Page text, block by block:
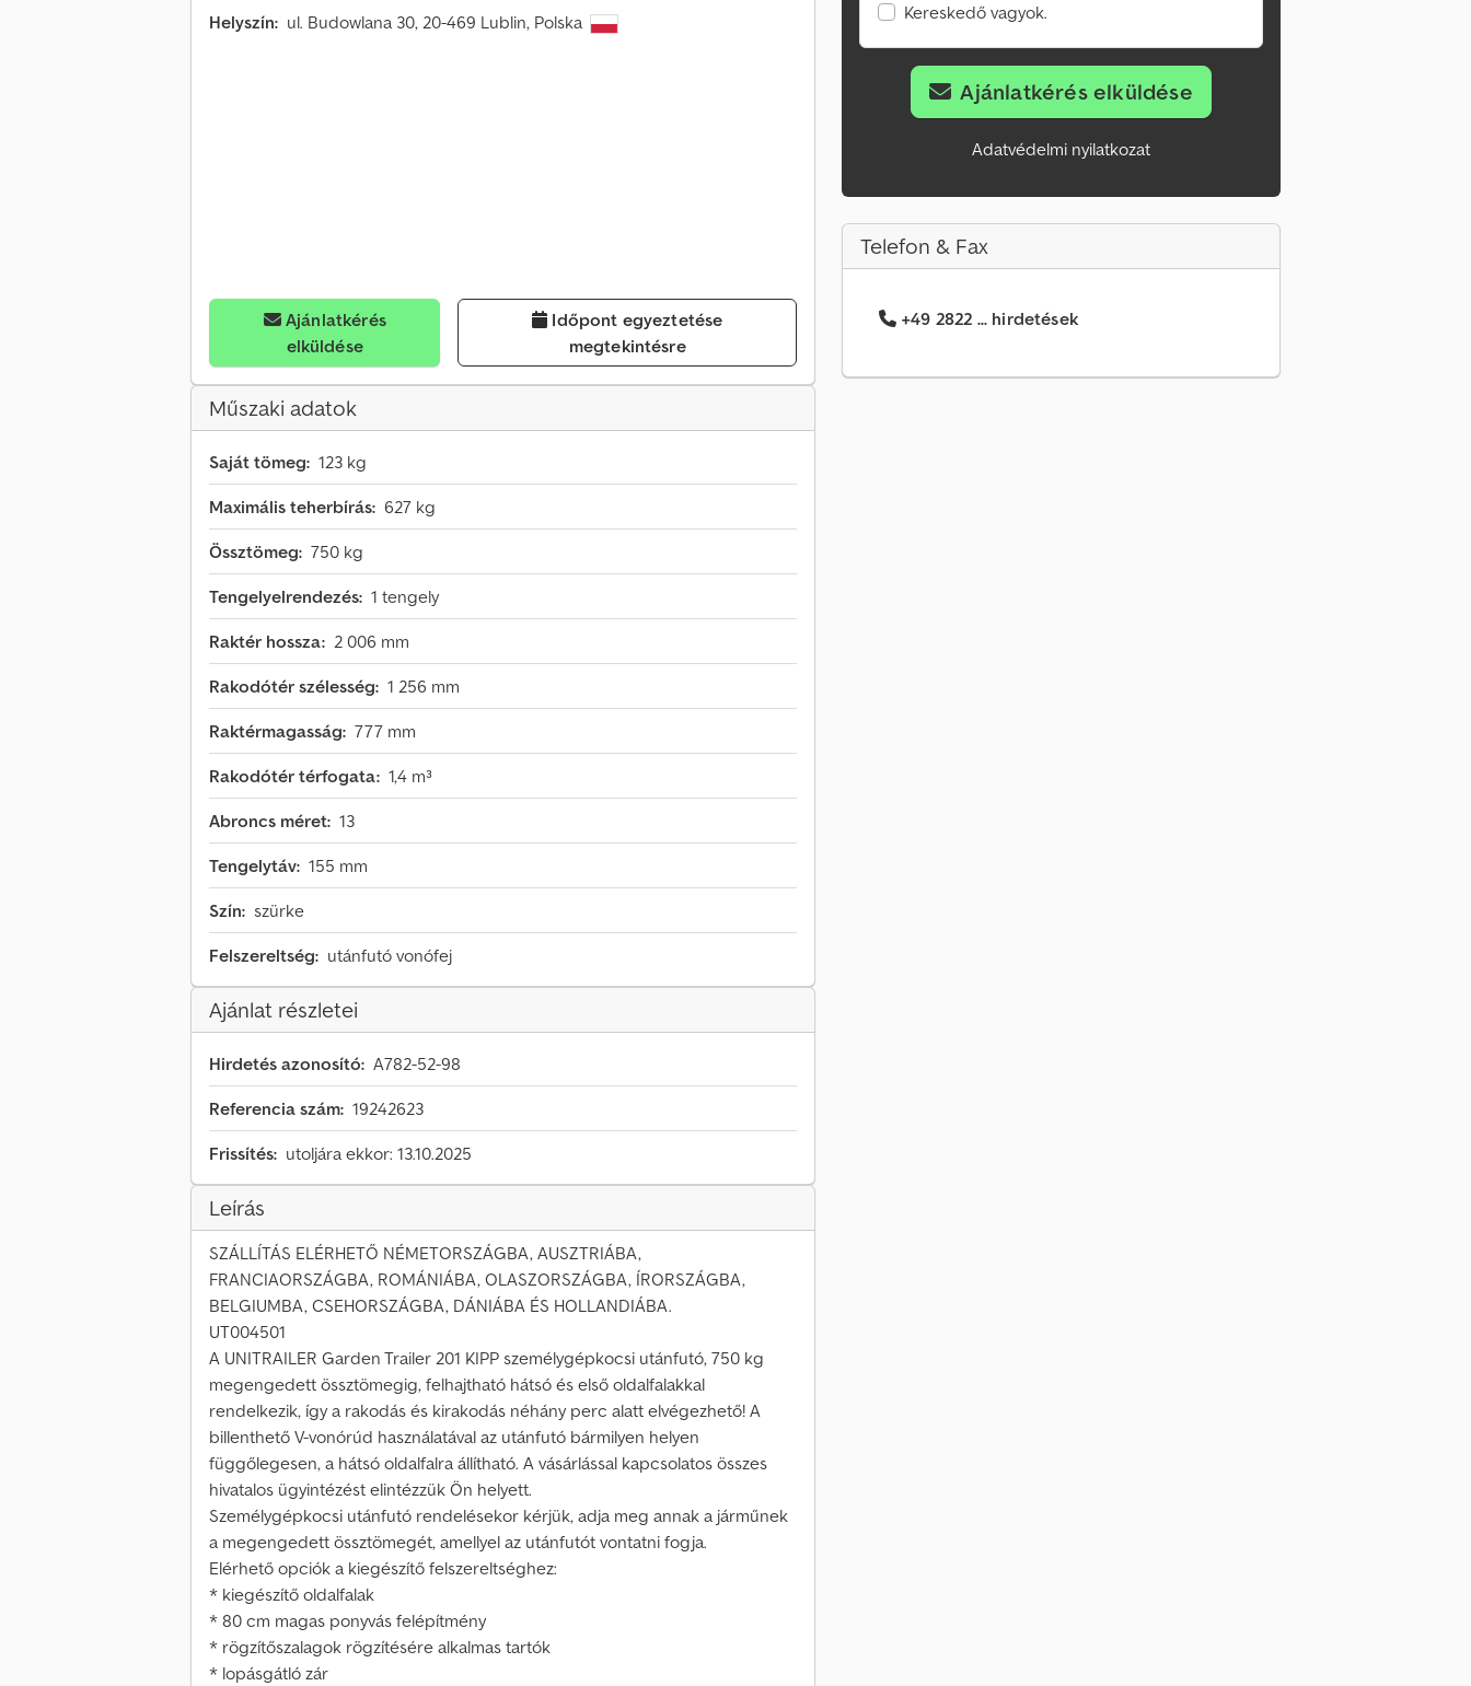
Helyszín: ul. Budowlana 30, 20-469 Lublin, Polska
Ajánlatkérés
elküldése
megtekintésre
Műszaki adatok
Saját tömeg: 123 kg
Maximális teherbírás: 627 kg
Össztömeg: 750 kg
Tengelyelrendezés: 1 tengely
Raktér hossza: 2 006 mm
Rakodótér szélesség: 1 256 mm
Raktérmagasság: 777 mm
Rakodótér térfogata: 1,4 m³
Abroncs méret: 13
Tengelytáv: 155 mm
Szín: szürke
Felszereltség: utánfutó vonófej
Ajánlat részletei
Hirdetés azonosító: A782-52-98
Referencia szám: 19242623
Frissítés: utoljára ekkor: 13.10.2025
Leírás
SZÁLLÍTÁS ELÉRHETŐ NÉMETORSZÁGBA, AUSZTRIÁBA,
FRANCIAORSZÁGBA, ROMÁNIÁBA, OLASZORSZÁGBA, ÍRORSZÁGBA,
BELGIUMBA, CSEHORSZÁGBA, DÁNIÁBA ÉS HOLLANDIÁBA.
UT004501
A UNITRAILER Garden Trailer 201 KIPP személygépkocsi utánfutó, 750 kg
megengedett össztömegig, felhajtható hátsó és első oldalfalakkal
rendelkezik, így a rakodás és kirakodás néhány perc alatt elvégezhető! A
billenthető V-vonórúd használatával az utánfutó bármilyen helyen
függőlegesen, a hátsó oldalfalra állítható. A vásárlással kapcsolatos összes
hivatalos ügyintézést elintézzük Ön helyett.
Személygépkocsi utánfutó rendelésekor kérjük, adja meg annak a járműnek
a megengedett össztömegét, amellyel az utánfutót vontatni fogja.
Elérhető opciók a kiegészítő felszereltséghez:
* kiegészítő oldalfalak
* 80 cm magas ponyvás felépítmény
* rögzítőszalagok rögzítésére alkalmas tartók
* lopásgátló zár
Kereskedő vagyok.
Ajánlatkérés elküldése
Adatvédelmi nyilatkozat
Telefon & Fax
+49 2822 ... hirdetések